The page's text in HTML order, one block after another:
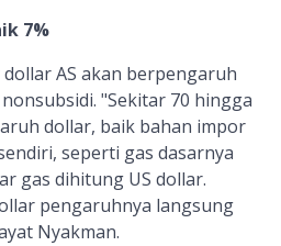
7%
AS akan berpengaruh
"Sekitar 70 hingga
dollar, baik bahan impor
seperti gas dasarnya
gas dihitung US dollar.
pengaruhnya langsung
Nyakman.